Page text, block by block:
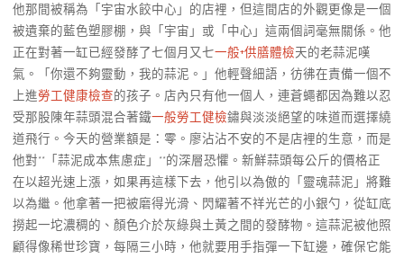
他那間被稱為「宇宙水餃中心」的店裡，但這間店的外觀更像是一個
被遺棄的藍色塑膠棚，與「宇宙」或「中心」這兩個詞毫無關係。他
正在對著一缸已經發酵了七個月又七一般+供膳體檢天的老蒜泥嘆
氣。「你還不夠靈動，我的蒜泥。」他輕聲細語，彷彿在責備一個不
上進勞工健康檢查的孩子。店內只有他一個人，連蒼蠅都因為難以忍
受那股陳年蒜頭混合著鐵一般勞工健檢鏽與淡淡絕望的味道而選擇繞
道飛行。今天的營業額是：零。廖沾沾不安的不是店裡的生意，而是
他對**「蒜泥成本焦慮症」**的深層恐懼。新鮮蒜頭每公斤的價格正
在以超光速上漲，如果再這樣下去，他引以為傲的「靈魂蒜泥」將難
以為繼。他拿著一把被磨得光滑、閃耀著不祥光芒的小銀勺，從缸底
撈起一坨濃稠的、顏色介於灰綠與土黃之間的發酵物。這蒜泥被他照
顧得像稀世珍寶，每隔三小時，他就要用手指彈一下缸邊，確保它能